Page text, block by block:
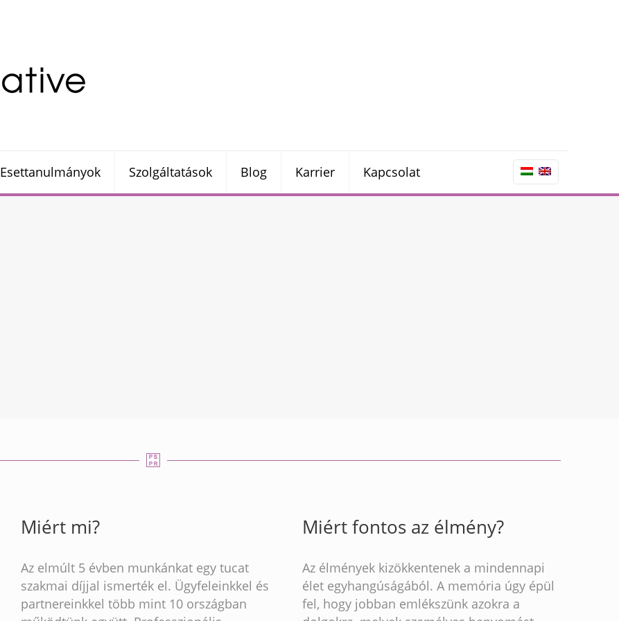
Esettanulmányok Szolgáltatások Blog Karrier Kapcsolat
Miért mi?
Az elmúlt 5 évben munkánkat egy tucat
szakmai díjjal ismerték el. Ügyfeleinkkel és
partnereinkkel több mint 10 országban
Miért fontos az élmény?
Az élmények kizökkentenek a mindennapi
élet egyhangúságából. A memória úgy épül
fel, hogy jobban emlékszünk azokra a